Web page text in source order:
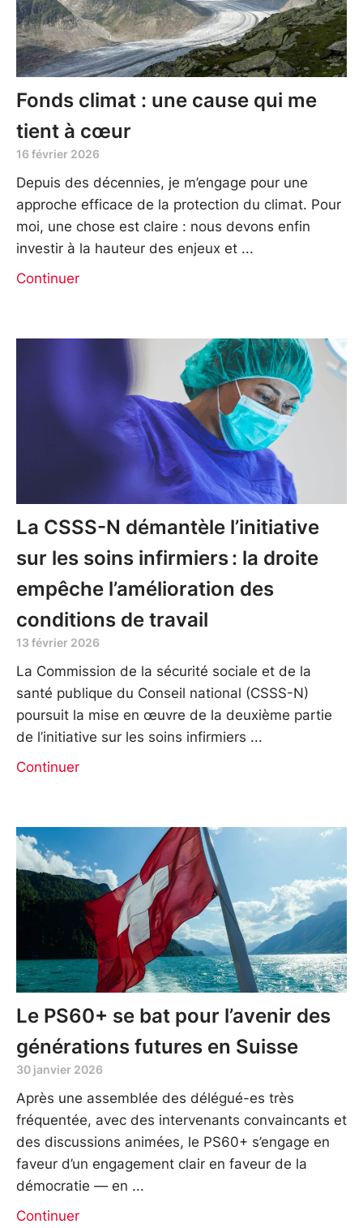
Fonds climat : une cause qui me
tient à cœur
16 février 2026
Depuis des décennies, je m’engage pour une
approche efficace de la protection du climat. Pour
moi, une chose est claire : nous devons enfin
investir à la hauteur des enjeux et
Continuer
La CSSS-N démantèle l’initiative
sur les soins infirmiers : la droite
empêche l’amélioration des
conditions de travail
13 février 2026
La Commission de la sécurité sociale et de la
santé publique du Conseil national (CSSS-N)
poursuit la mise en œuvre de la deuxième partie
de l’initiative sur les soins infirmiers
Continuer
Le PS60+ se bat pour l’avenir des
générations futures en Suisse
30 janvier 2026
Après une assemblée des délégué-es très
fréquentée, avec des intervenants convaincants et
des discussions animées, le PS60+ s’engage en
faveur d’un engagement clair en faveur de la
démocratie — en
Continuer